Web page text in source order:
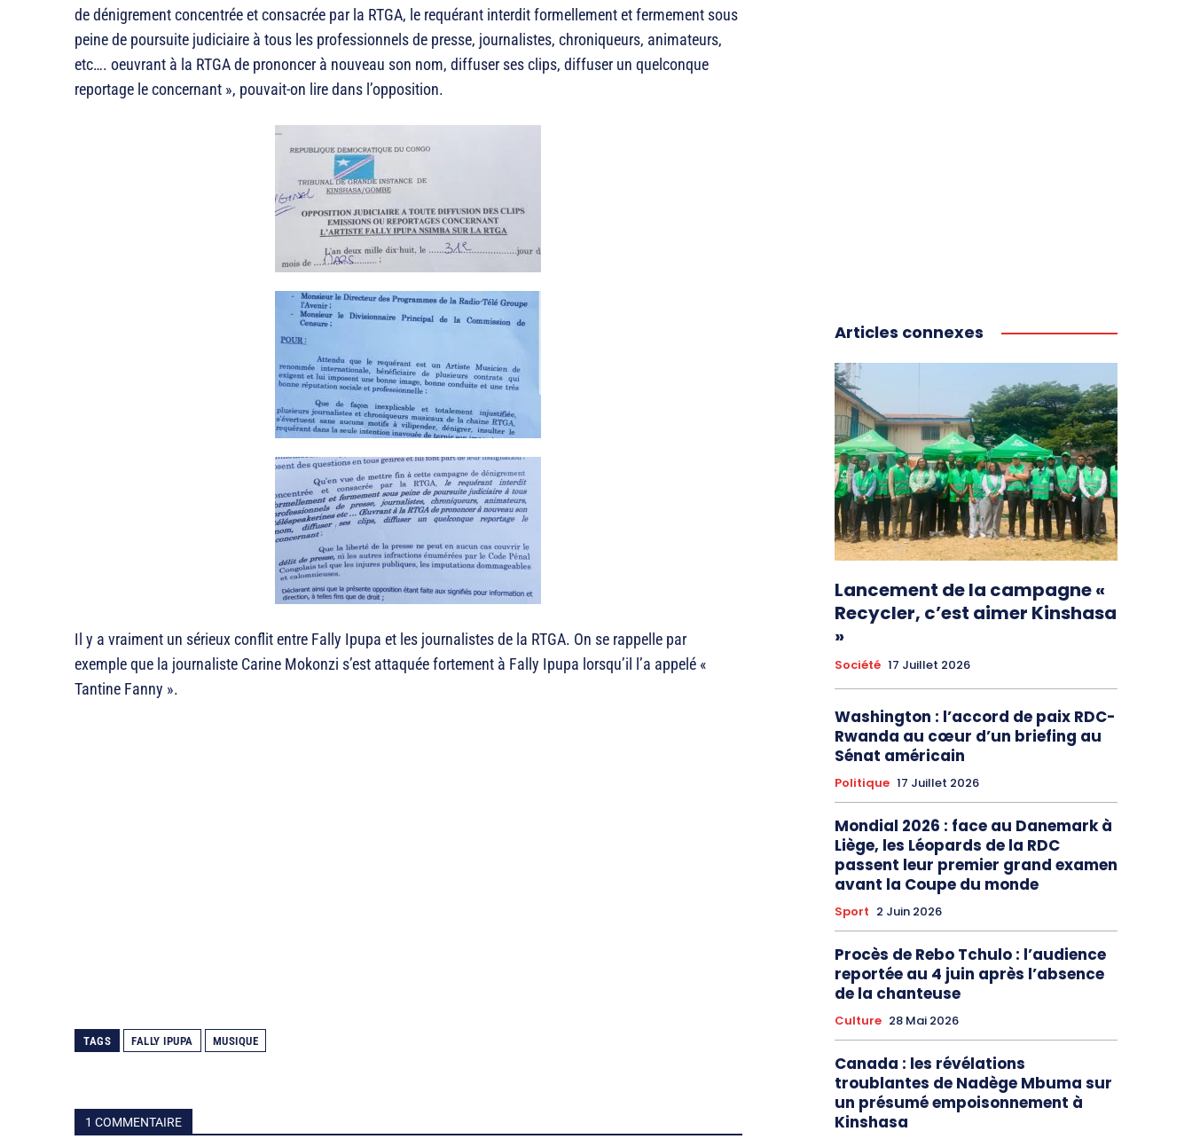
de dénigrement concentrée et consacrée par la RTGA, le requérant interdit formellement et fermement sous
peine de poursuite judiciaire à tous les professionnels de presse, journalistes, chroniqueurs, animateurs,
etc…. oeuvrant à la RTGA de prononcer à nouveau son nom, diffuser ses clips, diffuser un quelconque
reportage le concernant », pouvait-on lire dans l’opposition.
Il y a vraiment un sérieux conflit entre Fally Ipupa et les journalistes de la RTGA. On se rappelle par
exemple que la journaliste Carine Mokonzi s’est attaquée fortement à Fally Ipupa lorsqu’il l’a appelé «
Tantine Fanny ».
TAGS FALLY IPUPA MUSIQUE
1 COMMENTAIRE
Articles connexes
Lancement de la campagne «
Recycler, c’est aimer Kinshasa
»
Société 17 Juillet 2026
Washington : l’accord de paix RDC-
Rwanda au cœur d’un briefing au
Sénat américain
Politique 17 Juillet 2026
Mondial 2026 : face au Danemark à
Liège, les Léopards de la RDC
passent leur premier grand examen
avant la Coupe du monde
Sport 2 Juin 2026
Procès de Rebo Tchulo : l’audience
reportée au 4 juin après l’absence
de la chanteuse
Culture 28 Mai 2026
Canada : les révélations
troublantes de Nadège Mbuma sur
un présumé empoisonnement à
Kinshasa